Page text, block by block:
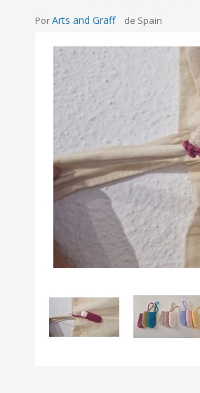
PorArts and Graff de Spain